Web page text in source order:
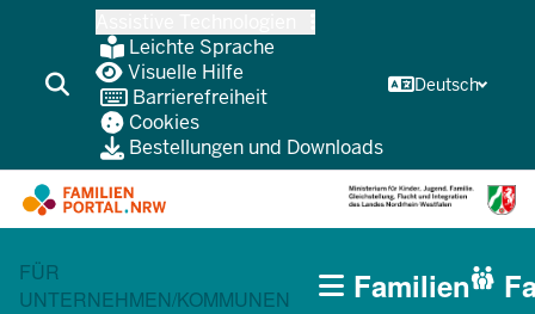
wechseln
Leichte Sprache
Visuelle Hilfe
Barrierefreiheit
Cookies
Bestellungen und Downloads
Deutsch
CURRENT SECTION FÜR FAMILIEN
FÜR
UNTERNEHMEN/KOMMUNEN (BÜRGERBEREICH
Familien